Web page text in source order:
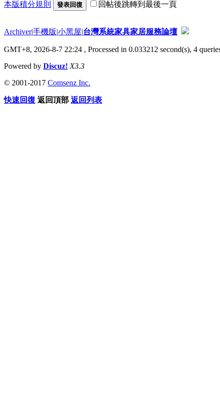
本版積分規則 發表回復 回帖後跳轉到最後一頁
Archiver|手機版|小黑屋|台灣系統家具家居服務論壇
GMT+8, 2026-8-7 22:24 , Processed in 0.033212 second(s), 4
Powered by Discuz! X3.3
© 2001-2017 Comsenz Inc.
快速回復 返回頂部 返回列表